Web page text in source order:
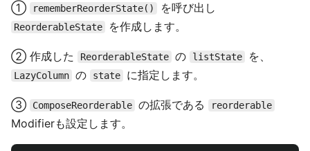
① rememberReorderState() を呼び出し
ReorderableState を作成します。
② 作成した ReorderableState の listState を、
LazyColumn の state に指定します。
③ ComposeReorderable の拡張である reorderable
Modifierも設定します。